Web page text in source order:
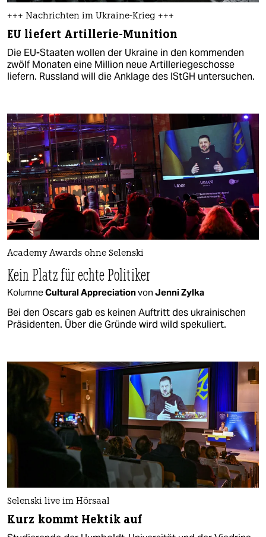
+++ Nachrichten im Ukraine-Krieg +++
EU liefert Artillerie-Munition
Die EU-Staaten wollen der Ukraine in den kommenden
zwölf Monaten eine Million neue Artilleriegeschosse
liefern. Russland will die Anklage des IStGH untersuchen.
Academy Awards ohne Selenski
Kein Platz für echte Politiker
KolumneCultural Appreciationvon Jenni Zylka
Bei den Oscars gab es keinen Auftritt des ukrainischen
Präsidenten. Über die Gründe wird wild spekuliert.
Selenski live im Hörsaal
Kurz kommt Hektik auf